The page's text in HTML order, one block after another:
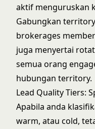
aktif menguruskan
Gabungkan
brokerages
juga menyertai
semua orang
hubungan territory.
Lead Quality Tiers:
Apabila anda
warm, atau cold,